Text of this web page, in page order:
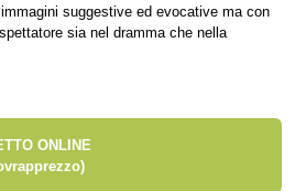
suggestive ed evocative ma con
sia nel dramma che nella
ONLINE